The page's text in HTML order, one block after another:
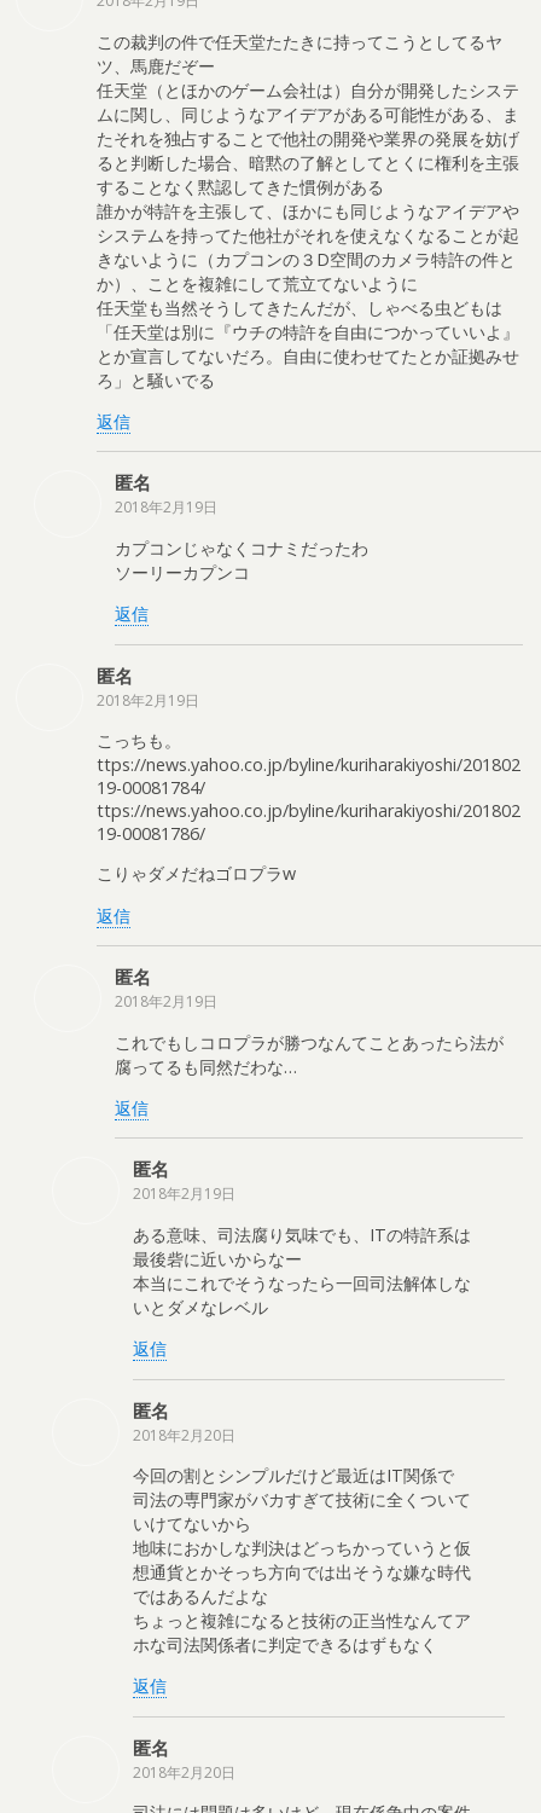
この裁判の件で任天堂たたきに持ってこうとしてるヤ
ツ、馬鹿だぞー
任天堂（とほかのゲーム会社は）自分が開発したシステ
ムに関し、同じようなアイデアがある可能性がある、ま
たそれを独占することで他社の開発や業界の発展を妨げ
ると判断した場合、暗黙の了解としてとくに権利を主張
することなく黙認してきた慣例がある
誰かが特許を主張して、ほかにも同じようなアイデアや
システムを持ってた他社がそれを使えなくなることが起
きないように（カプコンの３D空間のカメラ特許の件と
か）、ことを複雑にして荒立てないように
任天堂も当然そうしてきたんだが、しゃべる虫どもは
「任天堂は別に『ウチの特許を自由につかっていいよ』
とか宣言してないだろ。自由に使わせてたとか証拠みせ
ろ」と騒いでる
返信
匿名
2018年2月19日
カプコンじゃなくコナミだったわ
ソーリーカプンコ
返信
匿名
2018年2月19日
こっちも。
ttps://news.yahoo.co.jp/byline/kuriharakiyoshi/201802
19-00081784/
ttps://news.yahoo.co.jp/byline/kuriharakiyoshi/201802
19-00081786/
こりゃダメだねゴロプラw
返信
匿名
2018年2月19日
これでもしコロプラが勝つなんてことあったら法が
腐ってるも同然だわな…
返信
匿名
2018年2月19日
ある意味、司法腐り気味でも、ITの特許系は
最後砦に近いからなー
本当にこれでそうなったら一回司法解体しな
いとダメなレベル
返信
匿名
2018年2月20日
今回の割とシンプルだけど最近はIT関係で
司法の専門家がバカすぎて技術に全くついて
いけてないから
地味におかしな判決はどっちかっていうと仮
想通貨とかそっち方向では出そうな嫌な時代
ではあるんだよな
ちょっと複雑になると技術の正当性なんてア
ホな司法関係者に判定できるはずもなく
返信
匿名
2018年2月20日